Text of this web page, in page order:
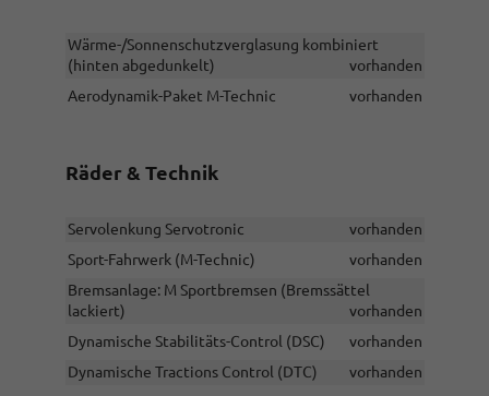
Wärme-/Sonnenschutzverglasung kombiniert
(hinten abgedunkelt)
vorhanden
Aerodynamik-Paket M-Technic
vorhanden
Räder & Technik
Servolenkung Servotronic
vorhanden
Sport-Fahrwerk (M-Technic)
vorhanden
Bremsanlage: M Sportbremsen (Bremssättel
lackiert)
vorhanden
Dynamische Stabilitäts-Control (DSC)
vorhanden
Dynamische Tractions Control (DTC)
vorhanden